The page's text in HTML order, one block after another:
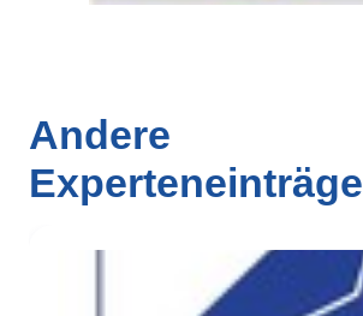
Andere
Experteneinträge